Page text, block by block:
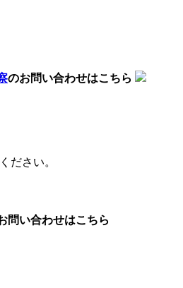
のお問い合わせはこちら
ださい。
問い合わせはこちら